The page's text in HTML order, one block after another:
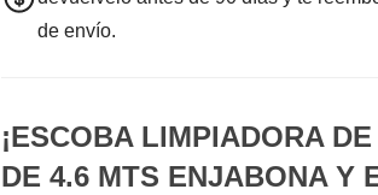
de envío.
¡ESCOBA LIMPIADORA
DE 4.6 MTS ENJABONA Y